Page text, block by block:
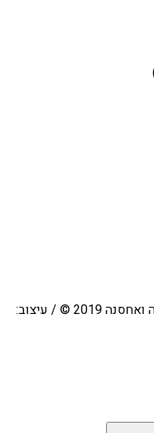
כל הזכויות שמורות אחים יששכר הובלה ואחסנה 2019 © / עיצוב: